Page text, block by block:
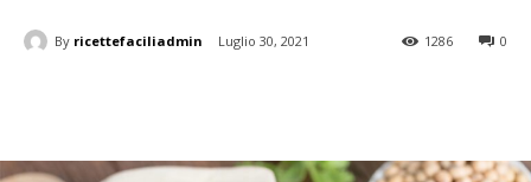
By ricettefaciliadmin Luglio 30, 2021 0
1286